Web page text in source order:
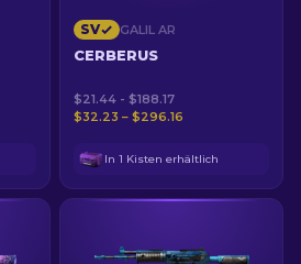
SV GALIL AR
CERBERUS
$21.44 - $188.17
$32.23 – $296.16
In 1 Kisten erhältlich